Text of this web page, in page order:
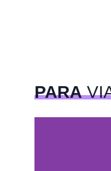
PARA